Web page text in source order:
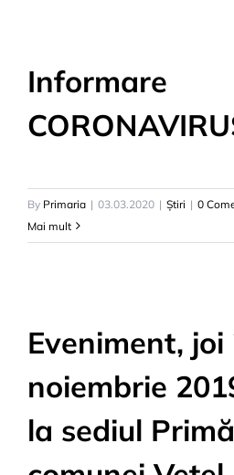
Informare
By Primaria | 03.03.2020 | Știri | 0
Mai mult
Eveniment, joi
noiembrie
la sediul